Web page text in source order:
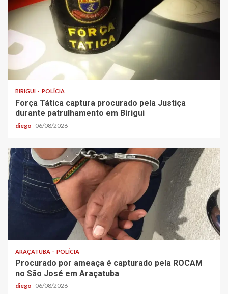
BIRIGUI POLÍCIA
Força Tática captura procurado pela Justiça
durante patrulhamento em Birigui
diego 06/08/2026
ARAÇATUBA POLÍCIA
Procurado por ameaça é capturado pela ROCAM
no São José em Araçatuba
diego 06/08/2026